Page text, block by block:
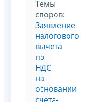
Темы
споров:
Заявление
налогового
вычета
по
НДС
на
основании
счета-